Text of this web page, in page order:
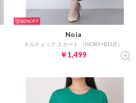
80%
Noia
ネルチェック スカート （IVORY×BLUE）
￥1,499